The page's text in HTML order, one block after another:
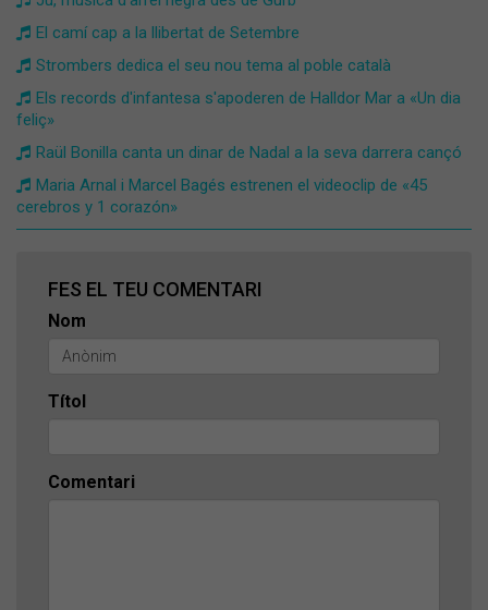
El camí cap a la llibertat de Setembre
Strombers dedica el seu nou tema al poble català
Els records d'infantesa s'apoderen de Halldor Mar a «Un dia
feliç»
Raül Bonilla canta un dinar de Nadal a la seva darrera cançó
Maria Arnal i Marcel Bagés estrenen el videoclip de «45
cerebros y 1 corazón»
FES EL TEU COMENTARI
Nom
Títol
Comentari